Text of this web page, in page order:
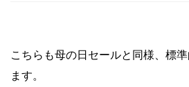
こちらも母の日セールと同様、標
ます。